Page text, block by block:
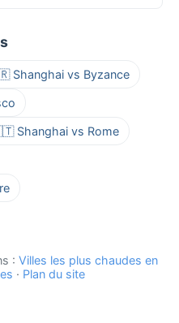
Shanghai vs Byzance
Shanghai vs Rome
: Villes les plus chaudes en
· Plan du site